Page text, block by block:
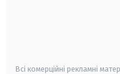
Всі комерційні рекламні